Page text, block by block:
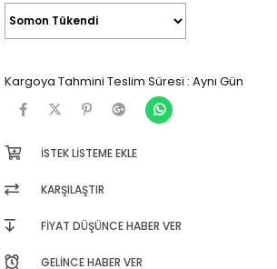
Kargoya Tahmini Teslim Süresi : Aynı Gün
İSTEK LISTEME EKLE
KARŞILAŞTIR
FIYAT DÜŞÜNCE HABER VER
GELINCE HABER VER